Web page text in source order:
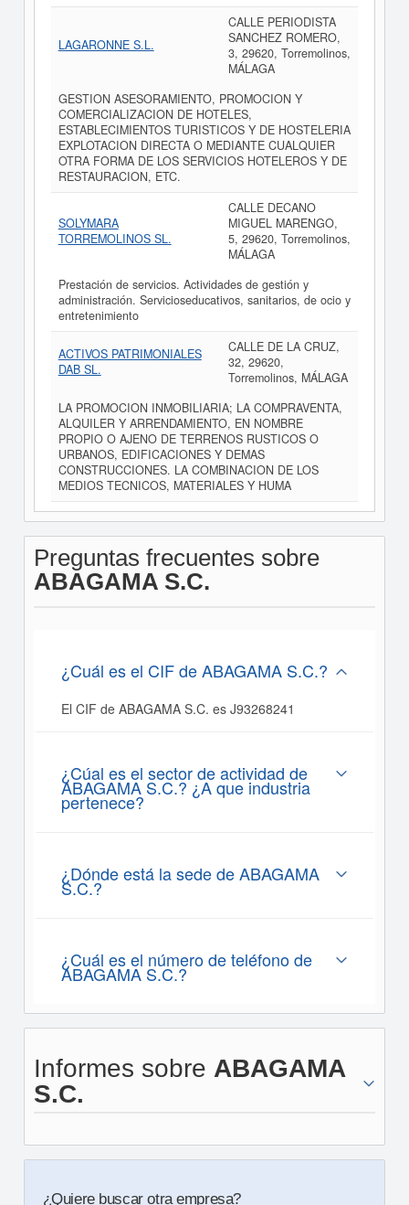
LAGARONNE S.L.
CALLE PERIODISTA
SANCHEZ ROMERO,
3, 29620, Torremolinos,
MÁLAGA
GESTION ASESORAMIENTO, PROMOCION Y
COMERCIALIZACION DE HOTELES,
ESTABLECIMIENTOS TURISTICOS Y DE HOSTELERIA
EXPLOTACION DIRECTA O MEDIANTE CUALQUIER
OTRA FORMA DE LOS SERVICIOS HOTELEROS Y DE
RESTAURACION, ETC.
SOLYMARA
TORREMOLINOS SL.
CALLE DECANO
MIGUEL MARENGO,
5, 29620, Torremolinos,
MÁLAGA
Prestación de servicios. Actividades de gestión y
administración. Servicioseducativos, sanitarios, de ocio y
entretenimiento
ACTIVOS PATRIMONIALES
DAB SL.
CALLE DE LA CRUZ,
32, 29620,
Torremolinos, MÁLAGA
LA PROMOCION INMOBILIARIA; LA COMPRAVENTA,
ALQUILER Y ARRENDAMIENTO, EN NOMBRE
PROPIO O AJENO DE TERRENOS RUSTICOS O
URBANOS, EDIFICACIONES Y DEMAS
CONSTRUCCIONES. LA COMBINACION DE LOS
MEDIOS TECNICOS, MATERIALES Y HUMA
Preguntas frecuentes sobre
ABAGAMA S.C.
¿Cuál es el CIF de ABAGAMA S.C.?
El CIF de ABAGAMA S.C. es J93268241
¿Cúal es el sector de actividad de
ABAGAMA S.C.? ¿A que industria
pertenece?
¿Dónde está la sede de ABAGAMA
S.C.?
¿Cuál es el número de teléfono de
ABAGAMA S.C.?
Informes sobre ABAGAMA
S.C.
¿Quiere buscar otra empresa?